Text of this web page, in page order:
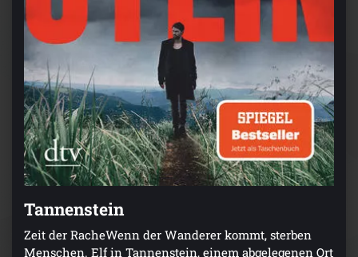
Tannenstein
Zeit der RacheWenn der Wanderer kommt, sterben
Menschen. Elf in Tannenstein, einem abgelegenen Ort